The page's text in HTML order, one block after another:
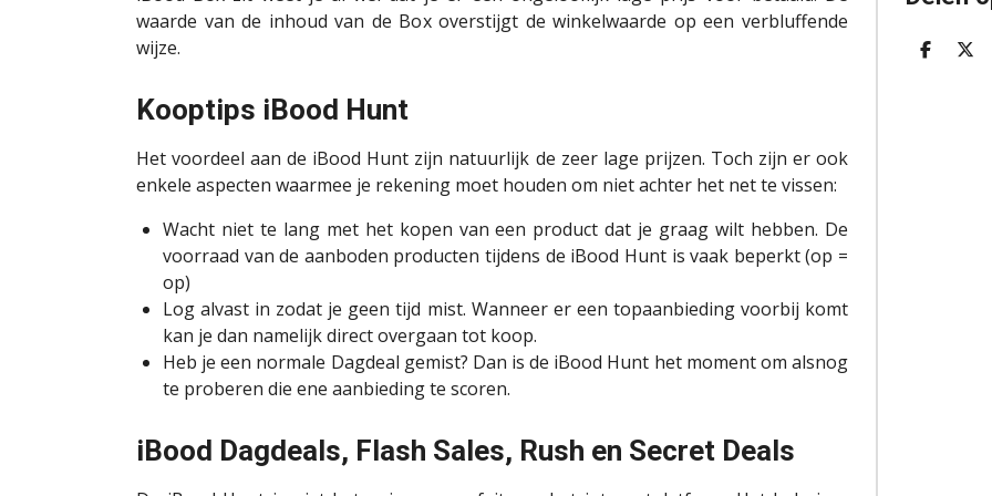
waarde van de inhoud van de Box overstijgt de winkelwaarde op een verbluffende
wijze.
Kooptips iBood Hunt
Het voordeel aan de iBood Hunt zijn natuurlijk de zeer lage prijzen. Toch zijn er ook
enkele aspecten waarmee je rekening moet houden om niet achter het net te vissen:
Wacht niet te lang met het kopen van een product dat je graag wilt hebben. De
voorraad van de aanboden producten tijdens de iBood Hunt is vaak beperkt (op =
op)
Log alvast in zodat je geen tijd mist. Wanneer er een topaanbieding voorbij komt
kan je dan namelijk direct overgaan tot koop.
Heb je een normale Dagdeal gemist? Dan is de iBood Hunt het moment om alsnog
te proberen die ene aanbieding te scoren.
iBood Dagdeals, Flash Sales, Rush en Secret Deals
D
D